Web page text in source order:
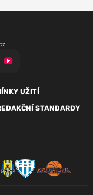
UŽITÍ
STANDARDY